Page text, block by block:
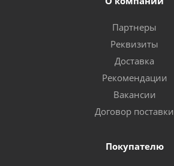
Партнеры
Реквизиты
Доставка
Рекомендации
Вакансии
Договор поставки
Покупателю